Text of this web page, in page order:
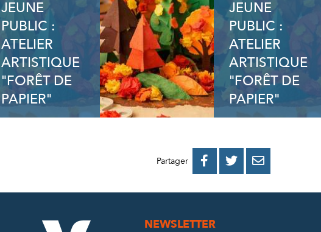
JEUNE
PUBLIC :
ATELIER
ARTISTIQUE
"FORÊT DE
PAPIER"
JEUNE
PUBLIC :
ATELIER
ARTISTIQUE
"FORÊT DE
PAPIER"
Partager 
PARTAGER
PARTAGER
PARTAGER
NEWSLETTER